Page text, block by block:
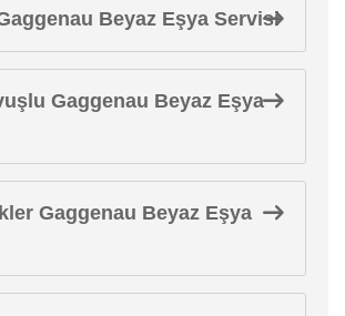
Beyaz Eşya Servisi
Gaggenau Beyaz Eşya
Gaggenau Beyaz Eşya